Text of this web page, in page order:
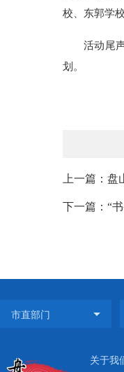
校、东郭学
活动尾
划。
上一篇：
下一篇：“
关于我